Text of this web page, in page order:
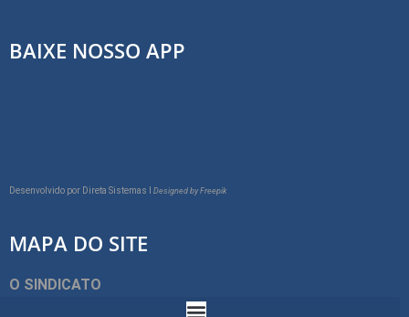
BAIXE NOSSO APP
Desenvolvido por Direta Sistemas I Designed by Freepik
MAPA DO SITE
O SINDICATO